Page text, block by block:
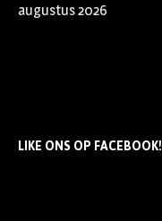
augustus 2026
LIKE ONS OP FACEBOOK!